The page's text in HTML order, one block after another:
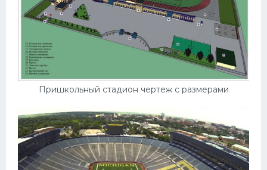
Пришкольный стадион чертеж с размерами